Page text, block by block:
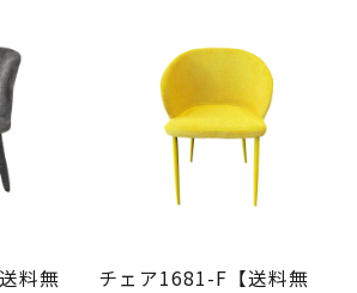
料無
チェア1681-F【送料無